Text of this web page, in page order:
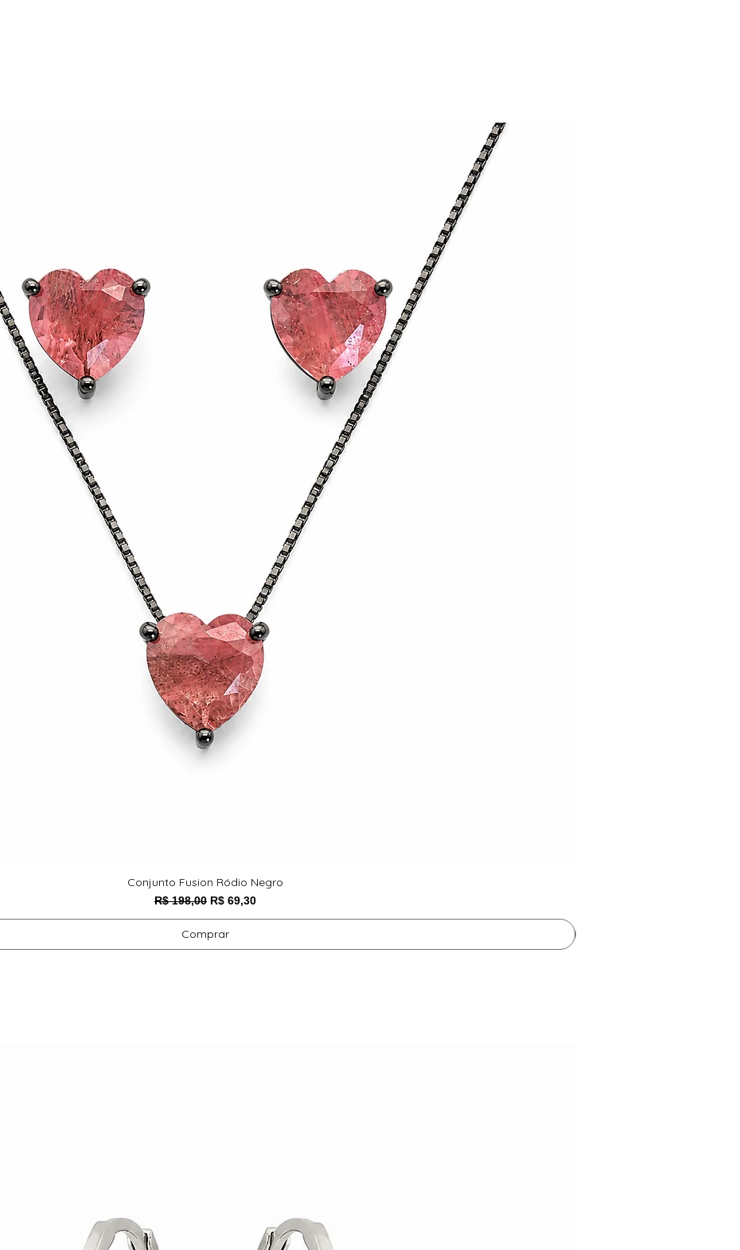
Conjunto Fusion Ródio Negro
Preço normal
R$ 198,00 Preço promocional
R$ 69,30
Comprar